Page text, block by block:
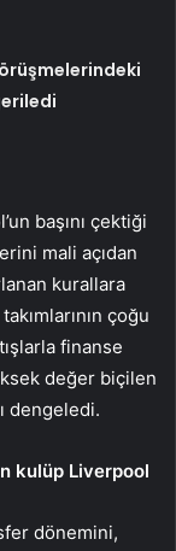
başını çektiği
mali açıdan
kurallara
çoğu
finanse
değer biçilen
dengeledi.
kulüp Liverpool
dönemini,